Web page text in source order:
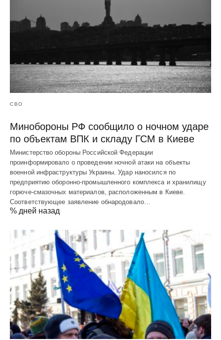
СВО
Минобороны РФ сообщило о ночном ударе
по объектам ВПК и складу ГСМ в Киеве
Министерство обороны Российской Федерации
проинформировало о проведении ночной атаки на объекты
военной инфраструктуры Украины. Удар наносился по
предприятию оборонно-промышленного комплекса и хранилищу
горюче-смазочных материалов, расположенным в Киеве.
Соответствующее заявление обнародовало…
% дней назад